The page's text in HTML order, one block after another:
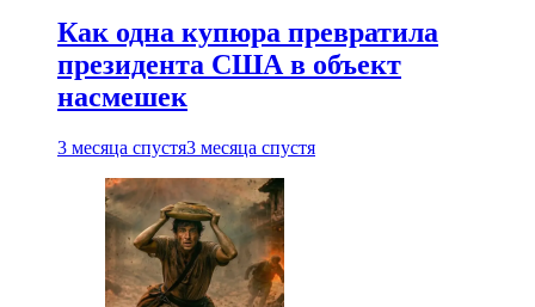
Как одна купюра превратила
президента США в объект
насмешек
3 месяца спустя3 месяца спустя